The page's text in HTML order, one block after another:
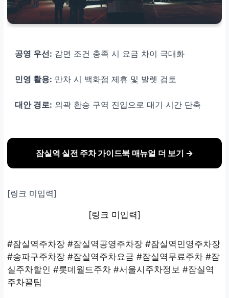
공영 우선: 감면 조건 충족 시 요금 차이 극대화
민영 활용: 만차 시 백화점 제휴 및 발렛 검토
대안 경로: 외곽 환승 구역 진입으로 대기 시간 단축
잠실역 실전 주차 가이드북 매뉴얼 더 보기 →
[링크 미입력]
[링크 미입력]
#잠실역주차장 #잠실역공영주차장 #잠실역민영주차장
#송파구주차장 #잠실역주차요금 #잠실역무료주차 #잠
실주차할인 #롯데월드주차 #서울시주차정보 #잠실역
주차꿀팁